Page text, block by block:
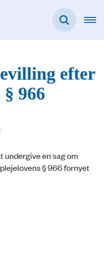
efter
966
en sag om
§ 966 fornyet